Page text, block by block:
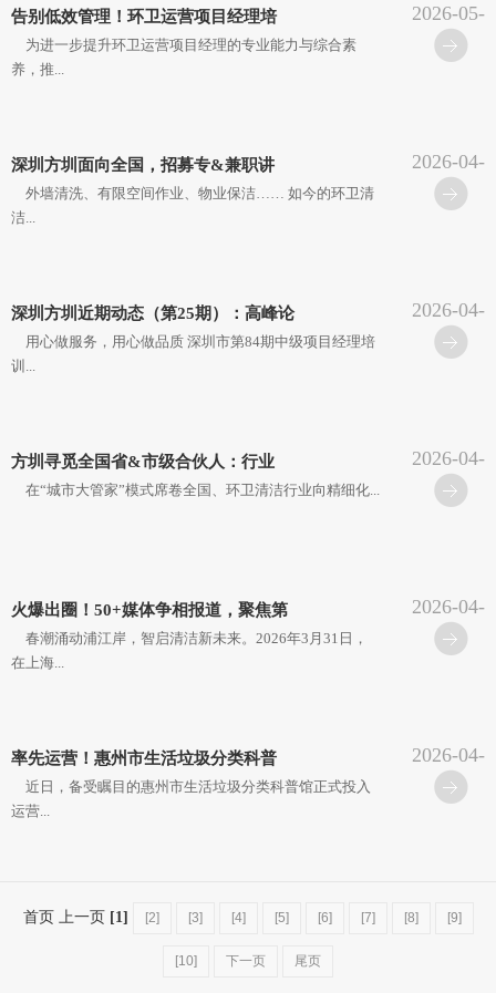
告别低效管理！环卫运营项目经理培
为进一步提升环卫运营项目经理的专业能力与综合素
养，推...
2026-05-
25
深圳方圳面向全国，招募专&兼职讲
外墙清洗、有限空间作业、物业保洁…… 如今的环卫清
洁...
2026-04-
30
深圳方圳近期动态（第25期）：高峰论
用心做服务，用心做品质 深圳市第84期中级项目经理培
训...
2026-04-
30
方圳寻觅全国省&市级合伙人：行业
在“城市大管家”模式席卷全国、环卫清洁行业向精细化...
2026-04-
17
火爆出圈！50+媒体争相报道，聚焦第
春潮涌动浦江岸，智启清洁新未来。2026年3月31日，
在上海...
2026-04-
15
率先运营！惠州市生活垃圾分类科普
近日，备受瞩目的惠州市生活垃圾分类科普馆正式投入
运营...
2026-04-
15
首页 上一页 [1] [2] [3] [4] [5] [6] [7] [8] [9]
[10] 下一页 尾页